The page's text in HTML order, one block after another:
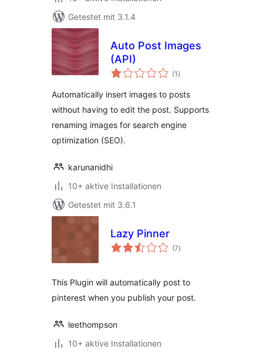
Getestet mit 3.1.4
Auto Post Images
(API)
(1 Bewertungen
insgesamt
)
Automatically insert images to posts
without having to edit the post. Supports
renaming images for search engine
optimization (SEO).
karunanidhi
10+ aktive Installationen
Getestet mit 3.6.1
Lazy Pinner
(7Bewertungen
insgesamt
)
This Plugin will automatically post to
pinterest when you publish your post.
leethompson
10+ aktive Installationen